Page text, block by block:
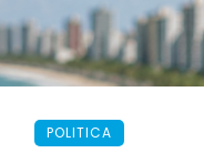
POLITICA